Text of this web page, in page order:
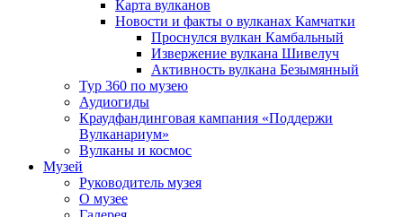
Карта вулканов
Новости и факты о вулканах Камчатки
Проснулся вулкан Камбальный
Извержение вулкана Шивелуч
Активность вулкана Безымянный
Тур 360 по музею
Аудиогиды
Краудфандинговая кампания «Поддержи
Вулканариум»
Вулканы и космос
Музей
Руководитель музея
О музее